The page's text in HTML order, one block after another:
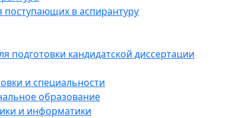
в аспирантуру
подготовки кандидатской диссертации
и специальности
образование
и информатики